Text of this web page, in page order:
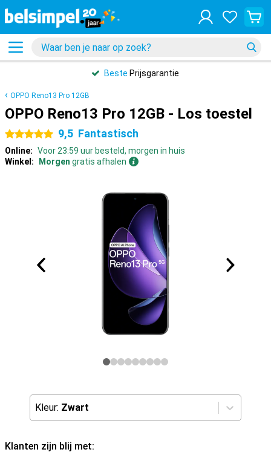
Beste Prijsgarantie
OPPO Reno13 Pro 12GB
OPPO Reno13 Pro 12GB - Los toestel
5 sterren 9,5 Fantastisch
Online: Voor 23:59 uur besteld, morgen in huis
Winkel:
Morgen gratis afhalen
Kleur: Zwart
Klanten zijn blij met: